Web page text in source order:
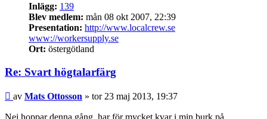
Inlägg: 139
Blev medlem: mån 08 okt 2007, 22:39
Presentation: http://www.localcrew.se
www://workersupply.se
Ort: östergötland
Re: Svart högtalarfärg
Inlägg
av Mats Ottosson » tor 23 maj 2013, 19:37